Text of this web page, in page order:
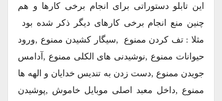
این تابلو دستوراتی برای انجام برخی کارها و هم
چنین منع انجام برخی کارهای دیگر ذکر شده بود
مثلا : تف کردن ممنوع ,سیگار کشیدن ممنوع ,ورود
حیوانات ممنوع ,نوشیدنی های الکلی ممنوع ,آدامس
جویدن ممنوع ,دست زدن به تندیس خدایان و الهه ها
ممنوع ,داخل معبد اصلی موبایل خاموش ,پوشیدن